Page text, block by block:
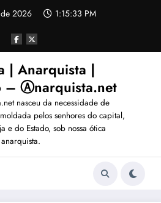
2026 1:15:36 PM
| Anarquista |
– Ⓐnarquista.net
nasceu da necessidade de
pelos senhores do capital,
do Estado, sob nossa ótica
anarquista.